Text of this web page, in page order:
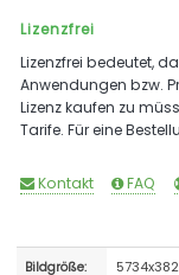
Lizenzfrei
Lizenzfrei bedeutet,
Anwendungen bzw.
Lizenz kaufen zu
Tarife. Für eine
Kontakt FAQ
Bildgröße: